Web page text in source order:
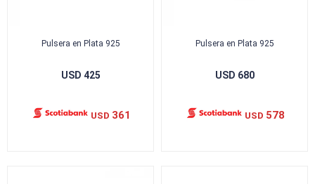
Pulsera en Plata 925
USD 425
USD 361
Pulsera en Plata 925
USD 680
USD 578